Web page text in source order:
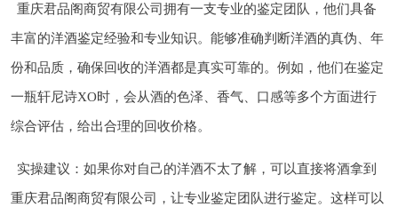
重庆君品阁商贸有限公司拥有一支专业的鉴定团队，他们具备
丰富的洋酒鉴定经验和专业知识。能够准确判断洋酒的真伪、年
份和品质，确保回收的洋酒都是真实可靠的。例如，他们在鉴定
一瓶轩尼诗XO时，会从酒的色泽、香气、口感等多个方面进行
综合评估，给出合理的回收价格。
实操建议：如果你对自己的洋酒不太了解，可以直接将酒拿到
重庆君品阁商贸有限公司，让专业鉴定团队进行鉴定。这样可以